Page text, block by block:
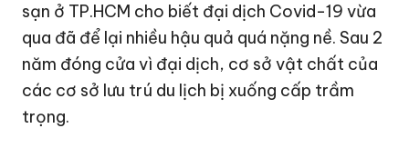
sạn ở TP.HCM cho biết đại dịch Covid-19 vừa
qua đã để lại nhiều hậu quả quá nặng nề. Sau 2
năm đóng cửa vì đại dịch, cơ sở vật chất của
các cơ sở lưu trú du lịch bị xuống cấp trầm
trọng.